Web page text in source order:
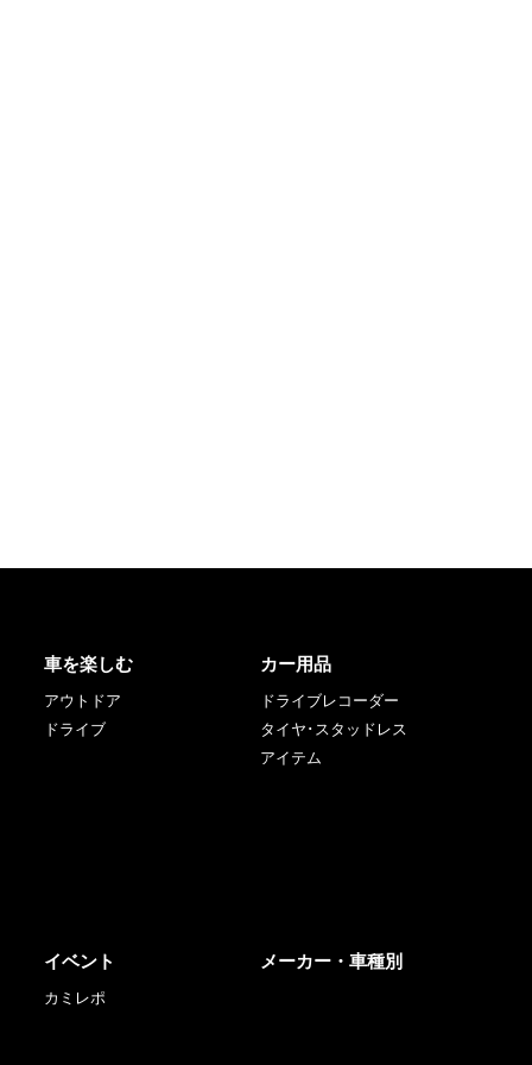
車を楽しむ
アウトドア
ドライブ
カー用品
ドライブレコーダー
タイヤ･スタッドレス
アイテム
イベント
カミレポ
メーカー・車種別